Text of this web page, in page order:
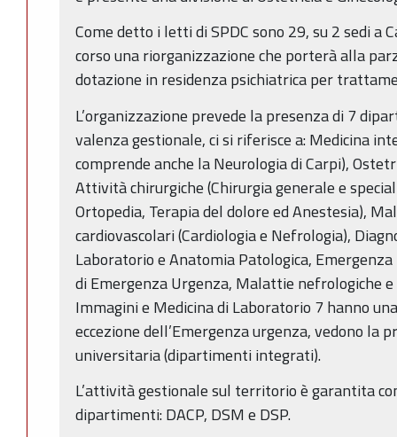
Come detto i letti di SPDC sono 29, su 2 sedi a
corso una riorganizzazione che porterà alla
dotazione in residenza psichiatrica per
L’organizzazione prevede la presenza di 7
valenza gestionale, ci si riferisce a: Medicina
comprende anche la Neurologia di Carpi),
Attività chirurgiche (Chirurgia generale e
Ortopedia, Terapia del dolore ed Anestesia),
cardiovascolari (Cardiologia e Nefrologia),
Laboratorio e Anatomia Patologica,
di Emergenza Urgenza, Malattie nefrologiche
Immagini e Medicina di Laboratorio 7 hanno
eccezione dell’Emergenza urgenza, vedono la
universitaria (dipartimenti integrati).
L’attività gestionale sul territorio è garantita
dipartimenti: DACP, DSM e DSP.